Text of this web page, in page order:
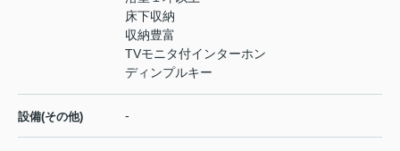
床下収納
収納豊富
TVモニタ付インターホン
ディンプルキー
設備(その他) -